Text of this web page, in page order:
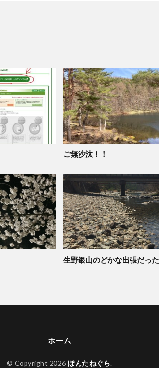
ご無沙汰！！
生野銀山のどかな出張だった
ホーム
© Copyright 2026 ぽんたねぐら.